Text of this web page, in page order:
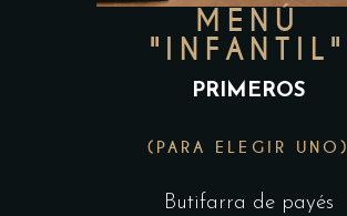
MENÚ
"INFANTIL"
PRIMEROS
(PARA ELEGIR UNO)
Butifarra de payés